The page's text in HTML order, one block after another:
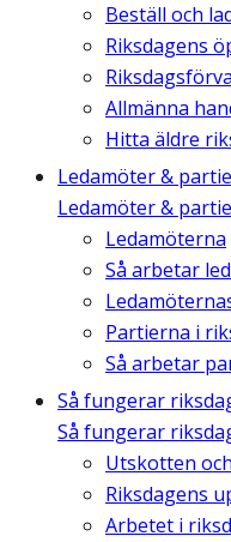
Beställ och
Riksdagens
Allmänna
Hitta äldre
Ledamöter &
Ledamöter &
Ledamöterna
Så arbetar
Partierna i
Så arbetar
Så fungerar
Så fungerar
Utskotten
Riksdagens
Arbetet i